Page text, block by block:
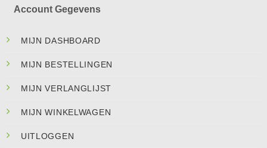
Account Gegevens
MIJN DASHBOARD
MIJN BESTELLINGEN
MIJN VERLANGLIJST
MIJN WINKELWAGEN
UITLOGGEN